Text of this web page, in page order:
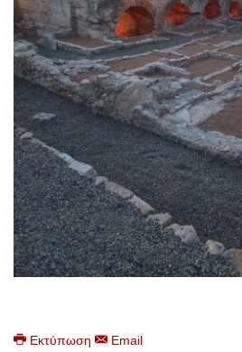
Εκτύπωση Email